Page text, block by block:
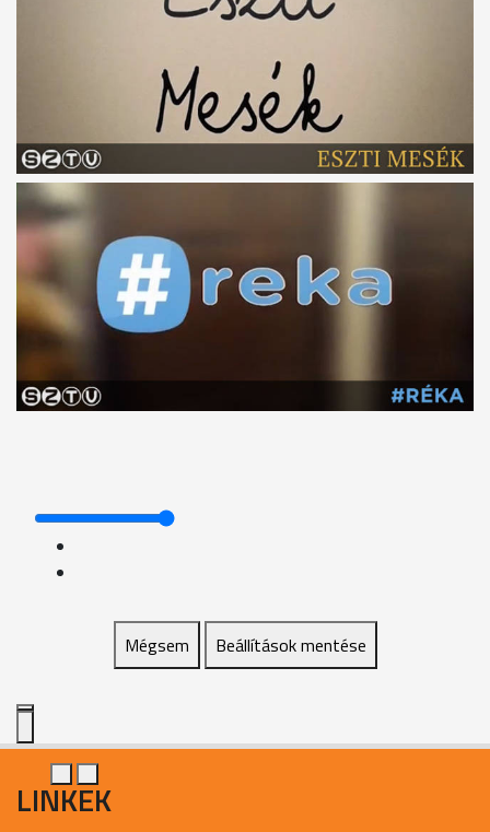
Mégsem Beállítások mentése
LINKEK